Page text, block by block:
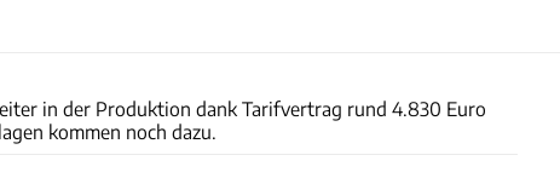
in der Produktion dank Tarifvertrag rund 4.830 Euro
kommen noch dazu.